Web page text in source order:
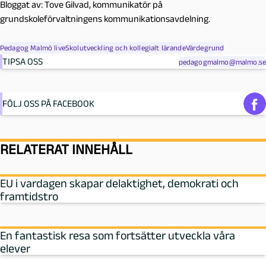
Bloggat av: Tove Gilvad, kommunikatör på
grundskoleförvaltningens kommunikationsavdelning.
Pedagog Malmö liveSkolutveckling och kollegialt lärandeVärdegrund
TIPSA OSS pedagogmalmo@malmo.se
FÖLJ OSS PÅ FACEBOOK
RELATERAT INNEHÅLL
EU i vardagen skapar delaktighet, demokrati och
framtidstro
En fantastisk resa som fortsätter utveckla våra
elever